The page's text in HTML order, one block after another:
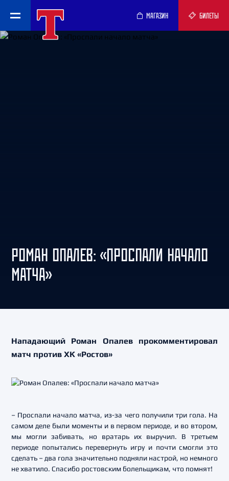
МАГАЗИН БИЛЕТЫ
РОМАН ОПАЛЕВ: «ПРОСПАЛИ НАЧАЛО
МАТЧА»
Нападающий Роман Опалев прокомментировал
матч против ХК «Ростов»
– Проспали начало матча, из-за чего получили три гола. На
самом деле были моменты и в первом периоде, и во втором,
мы могли забивать, но вратарь их выручил. В третьем
периоде попытались перевернуть игру и почти смогли это
сделать – два гола значительно подняли настрой, но немного
не хватило. Спасибо ростовским болельщикам, что помнят!